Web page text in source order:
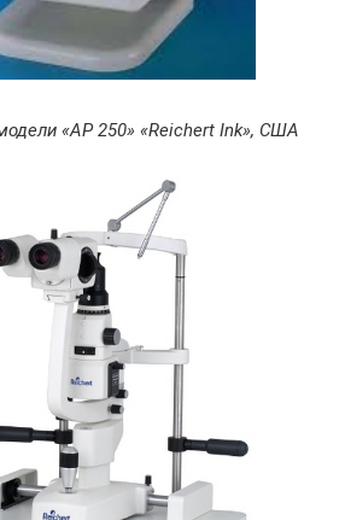
«АР 250» «Reichert Ink», США